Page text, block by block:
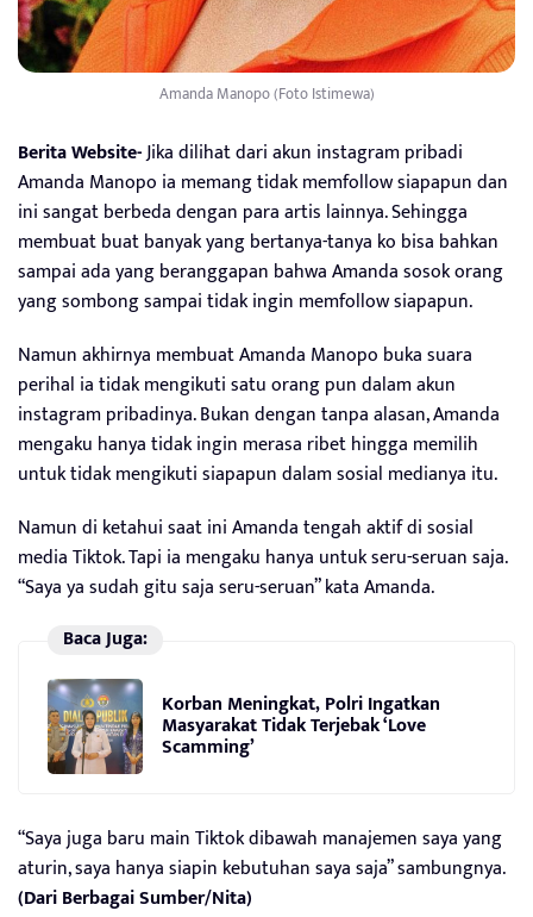
Amanda Manopo (Foto Istimewa)
Berita Website-Jika dilihat dari akun instagram pribadi
Amanda Manopo ia memang tidak memfollow siapapun dan
ini sangat berbeda dengan para artis lainnya. Sehingga
membuat buat banyak yang bertanya-tanya ko bisa bahkan
sampai ada yang beranggapan bahwa Amanda sosok orang
yang sombong sampai tidak ingin memfollow siapapun.
Namun akhirnya membuat Amanda Manopo buka suara
perihal ia tidak mengikuti satu orang pun dalam akun
instagram pribadinya. Bukan dengan tanpa alasan, Amanda
mengaku hanya tidak ingin merasa ribet hingga memilih
untuk tidak mengikuti siapapun dalam sosial medianya itu.
Namun di ketahui saat ini Amanda tengah aktif di sosial
media Tiktok. Tapi ia mengaku hanya untuk seru-seruan saja.
“Saya ya sudah gitu saja seru-seruan” kata Amanda.
Baca Juga:
Korban Meningkat, Polri Ingatkan
Masyarakat Tidak Terjebak ‘Love
Scamming’
“Saya juga baru main Tiktok dibawah manajemen saya yang
aturin, saya hanya siapin kebutuhan saya saja” sambungnya.
(Dari Berbagai Sumber/Nita)